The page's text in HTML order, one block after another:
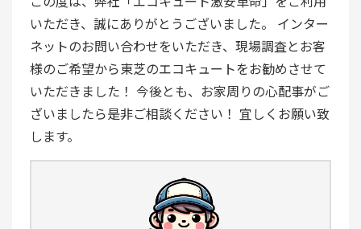
いただき、誠にありがとうございました。 インター
ネットのお問い合わせをいただき、現場調査とお客
様のご希望から東芝のエコキュートをお勧めさせて
いただきました！ 今後とも、お家周りの心配事がご
ざいましたら是非ご相談ください！ 宜しくお願い致
します。